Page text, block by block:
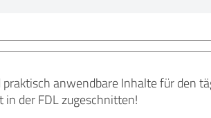
anwendbare Inhalte für den
in der FDL zugeschnitten!